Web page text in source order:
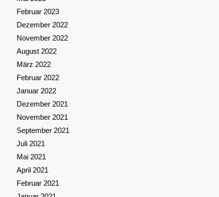
Februar 2023
Dezember 2022
November 2022
August 2022
März 2022
Februar 2022
Januar 2022
Dezember 2021
November 2021
September 2021
Juli 2021
Mai 2021
April 2021
Februar 2021